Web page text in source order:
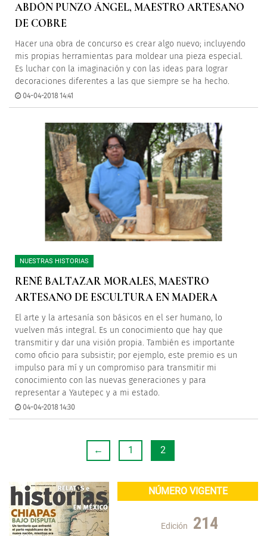
ABDÓN PUNZO ÁNGEL, MAESTRO ARTESANO
DE COBRE
Hacer una obra de concurso es crear algo nuevo; incluyendo
mis propias herramientas para moldear una pieza especial.
Es luchar con la imaginación y con las ideas para lograr
decoraciones diferentes a las que siempre se ha hecho.
04-04-2018 14:41
NUESTRAS HISTORIAS
RENÉ BALTAZAR MORALES, MAESTRO
ARTESANO DE ESCULTURA EN MADERA
El arte y la artesanía son básicos en el ser humano, lo
vuelven más integral. Es un conocimiento que hay que
transmitir y dar una visión propia. También es importante
como oficio para subsistir; por ejemplo, este premio es un
impulso para mí y un compromiso para transmitir mi
conocimiento con las nuevas generaciones y para
representar a Yautepec y a mi estado.
04-04-2018 14:30
← 1 2
NÚMERO VIGENTE
Edición 214